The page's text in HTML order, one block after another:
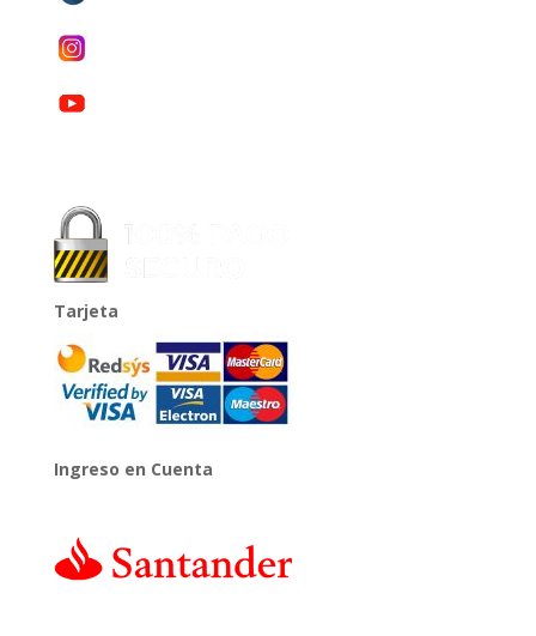
Tarjeta
Ingreso en Cuenta